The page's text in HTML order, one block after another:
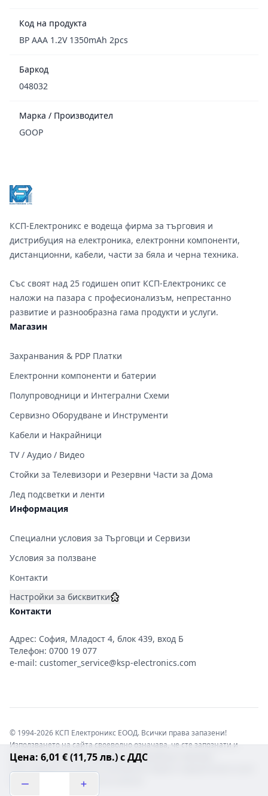
Цена: 6,01 € (11,75 лв.) с ДДС
Код на продукта
BP AAA 1.2V 1350mAh 2pcs
Баркод
048032
Марка / Производител
GOOP
КСП-Електроникс е водеща фирма за търговия и
дистрибуция на електроника, електронни компоненти,
дистанционни, кабели, части за бяла и черна техника.
Със своят над 25 годишен опит КСП-Електроникс се
наложи на пазара с професионализъм, непрестанно
развитие и разнообразна гама продукти и услуги.
Магазин
Захранвания & PDP Платки
Електронни компоненти и батерии
Полупроводници и Интегрални Схеми
Сервизно Оборудване и Инструменти
Кабели и Накрайници
TV / Аудио / Видео
Стойки за Телевизори и Резервни Части за Дома
Лед подсветки и ленти
Информация
Специални условия за Търговци и Сервизи
Условия за ползване
Контакти
Настройки за бисквитки
Контакти
Адрес: София, Младост 4, блок 439, вход Б
Телефон: 0700 19 077
e-mail: customer_service@ksp-electronics.com
© 1994-2026 КСП Електроникс ЕООД. Всички права запазени!
Използването на сайта своеволно означава, че сте запознати и
съгласни с правната информация обвързваща софтуера.
отговорност с цялата сила на закона!